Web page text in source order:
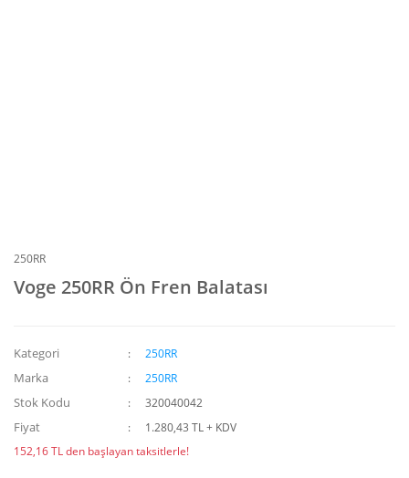
250RR
Voge 250RR Ön Fren Balatası
Kategori 250RR
Marka 250RR
Stok Kodu 320040042
Fiyat
1.280,43 TL + KDV
152,16 TL den başlayan taksitlerle!